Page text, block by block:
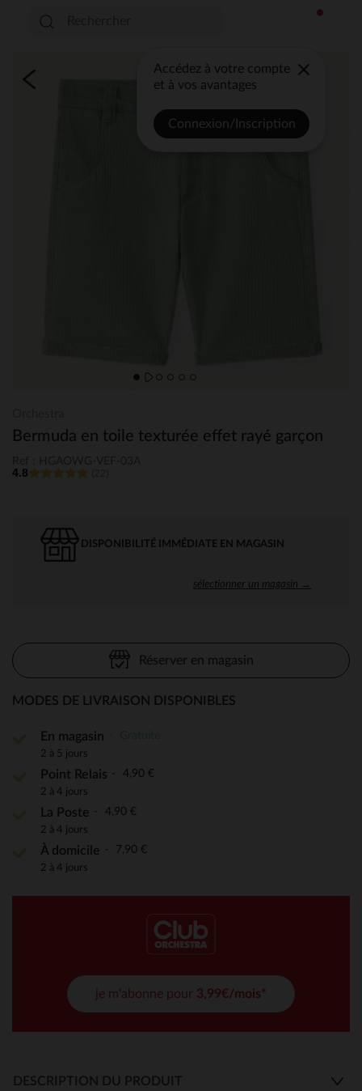
Accédez à votre compte
et à vos avantages
Connexion/Inscription
Bermuda en toile texturée effet rayé garçon
4.8
DISPONIBILITÉ IMMÉDIATE EN MAGASIN
sélectionner un magasin →
Réserver en magasin
MODES DE LIVRAISON DISPONIBLES
En magasin
2 à 5 jours
Point Relais 4,90 €
2 à 4 jours
La Poste 4,90 €
2 à 4 jours
À domicile 7,90 €
2 à 4 jours
je m'abonne pour 3,99€/mois*
DESCRIPTION DU PRODUIT